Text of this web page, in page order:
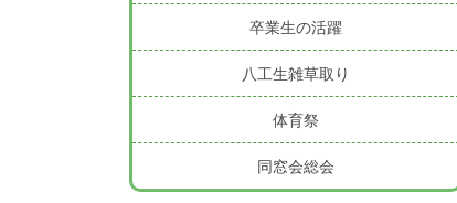
卒業生の活躍
八工生雑草取り
体育祭
同窓会総会